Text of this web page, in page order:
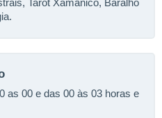
as 00 e das 00 às 03 horas e